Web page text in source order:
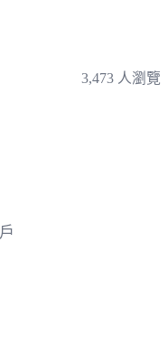
3,473 人瀏覽
戶